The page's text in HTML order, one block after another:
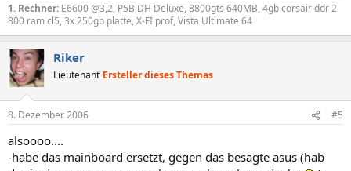
1. Rechner: E6600 @3,2, P5B DH Deluxe, 8800gts 640MB, 4gb corsair ddr 2
800 ram cl5, 3x 250gb platte, X-FI prof, Vista Ultimate 64
Riker
Lieutenant Ersteller dieses Themas
8. Dezember 2006 #5
alsoooo....
-habe das mainboard ersetzt, gegen das besagte asus (hab